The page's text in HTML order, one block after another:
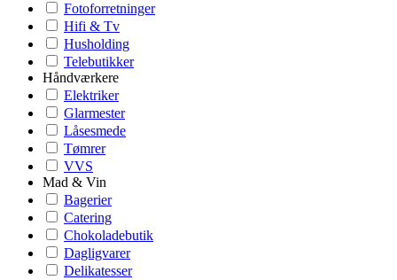
Fotoforretninger
Hifi & Tv
Husholding
Telebutikker
Håndværkere
Elektriker
Glarmester
Låsesmede
Tømrer
VVS
Mad & Vin
Bagerier
Catering
Chokoladebutik
Dagligvarer
Delikatesser